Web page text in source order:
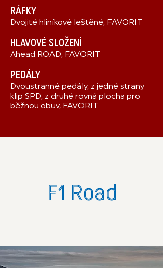
RÁFKY
Dvojité hliníkové leštěné, FAVORIT
HLAVOVÉ SLOŽENÍ
Ahead ROAD, FAVORIT
PEDÁLY
Dvoustranné pedály, z jedné strany
klip SPD, z druhé rovná plocha pro
běžnou obuv, FAVORIT
F1 Road